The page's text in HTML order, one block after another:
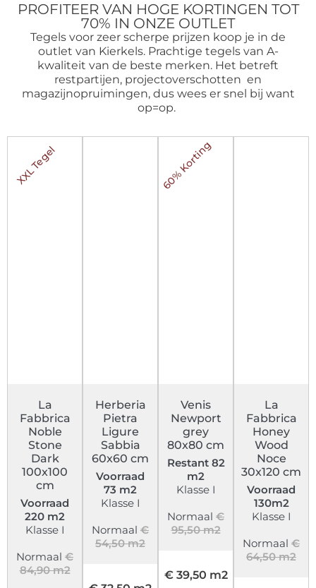
PROFITEER VAN HOGE KORTINGEN TOT
70% IN ONZE OUTLET
Tegels voor zeer scherpe prijzen koop je in de
outlet van Kierkels. Prachtige tegels van A-
kwaliteit van de beste merken. Het betreft
restpartijen, projectoverschotten en
magazijnopruimingen, dus wees er snel bij want
op=op.
La
Fabbrica
Noble
Stone
Dark
100x100
cm
Voorraad
220 m2
Klasse I
Normaal €
84,90 m2
XXL Tegel
Herberia
Pietra
Ligure
Sabbia
60x60 cm
Voorraad
73 m2
Klasse I
Normaal €
54,50 m2
Venis
Newport
grey
80x80 cm
Restant 82
m2
Klasse I
Normaal €
95,50 m2
60% Korting
€ 39,50 m2
La
Fabbrica
Honey
Wood
Noce
30x120 cm
Voorraad
130m2
Klasse I
Normaal €
64,50 m2